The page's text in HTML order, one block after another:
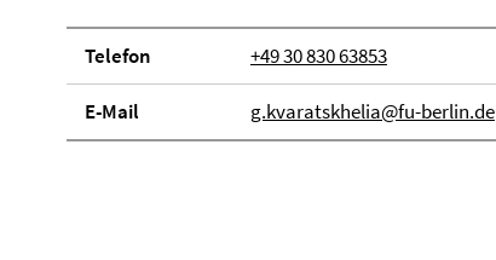
Telefon +49 30 830 63853
E-Mail g.kvaratskhelia@fu-berlin.de